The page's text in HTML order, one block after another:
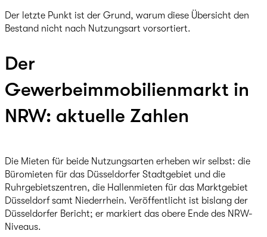
Der letzte Punkt ist der Grund, warum diese Übersicht den
Bestand nicht nach Nutzungsart vorsortiert.
Der
Gewerbeimmobilienmarkt in
NRW: aktuelle Zahlen
Die Mieten für beide Nutzungsarten erheben wir selbst: die
Büromieten für das Düsseldorfer Stadtgebiet und die
Ruhrgebietszentren, die Hallenmieten für das Marktgebiet
Düsseldorf samt Niederrhein. Veröffentlicht ist bislang der
Düsseldorfer Bericht; er markiert das obere Ende des NRW-
Niveaus.